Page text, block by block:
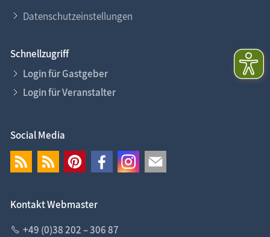
Datenschutzeinstellungen
Schnellzugriff
Login für Gastgeber
Login für Veranstalter
Social Media
Kontakt Webmaster
+49 (0)38 202 – 306 87